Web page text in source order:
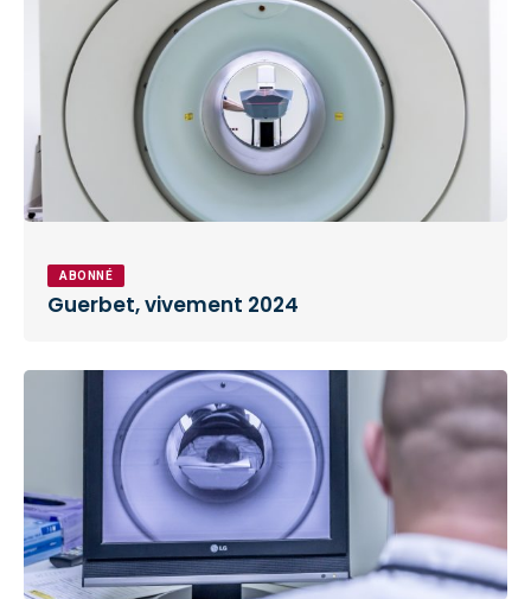
ABONNÉ
Guerbet, vivement 2024